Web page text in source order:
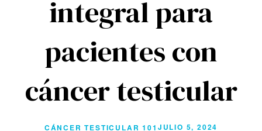
integral para
pacientes con
cáncer testicular
CÁNCER TESTICULAR 101 JULIO 5, 2024